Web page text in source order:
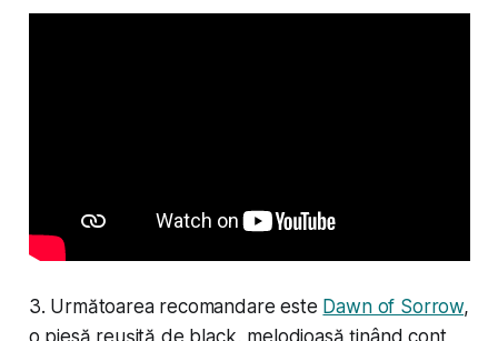
3. Următoarea recomandare este Dawn of Sorrow,